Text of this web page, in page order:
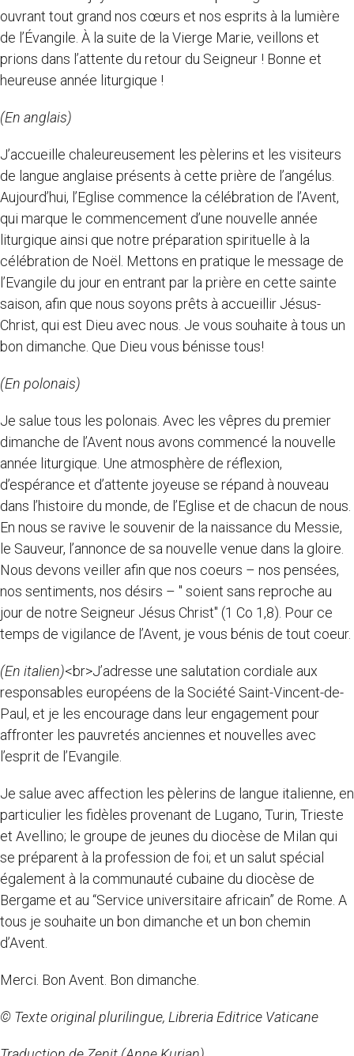
ouvrant tout grand nos cœurs et nos esprits à la lumière
de l’Évangile. À la suite de la Vierge Marie, veillons et
prions dans l’attente du retour du Seigneur ! Bonne et
heureuse année liturgique !
(En anglais)
J’accueille chaleureusement les pèlerins et les visiteurs
de langue anglaise présents à cette prière de l’angélus.
Aujourd’hui, l’Eglise commence la célébration de l’Avent,
qui marque le commencement d’une nouvelle année
liturgique ainsi que notre préparation spirituelle à la
célébration de Noël. Mettons en pratique le message de
l’Evangile du jour en entrant par la prière en cette sainte
saison, afin que nous soyons prêts à accueillir Jésus-
Christ, qui est Dieu avec nous. Je vous souhaite à tous un
bon dimanche. Que Dieu vous bénisse tous!
(En polonais)
Je salue tous les polonais. Avec les vêpres du premier
dimanche de l’Avent nous avons commencé la nouvelle
année liturgique. Une atmosphère de réflexion,
d’espérance et d’attente joyeuse se répand à nouveau
dans l’histoire du monde, de l’Eglise et de chacun de nous.
En nous se ravive le souvenir de la naissance du Messie,
le Sauveur, l’annonce de sa nouvelle venue dans la gloire.
Nous devons veiller afin que nos coeurs – nos pensées,
nos sentiments, nos désirs – " soient sans reproche au
jour de notre Seigneur Jésus Christ" (1 Co 1,8). Pour ce
temps de vigilance de l’Avent, je vous bénis de tout coeur.
(En italien)<br>J’adresse une salutation cordiale aux
responsables européens de la Société Saint-Vincent-de-
Paul, et je les encourage dans leur engagement pour
affronter les pauvretés anciennes et nouvelles avec
l’esprit de l’Evangile.
Je salue avec affection les pèlerins de langue italienne, en
particulier les fidèles provenant de Lugano, Turin, Trieste
et Avellino; le groupe de jeunes du diocèse de Milan qui
se préparent à la profession de foi; et un salut spécial
également à la communauté cubaine du diocèse de
Bergame et au “Service universitaire africain” de Rome. A
tous je souhaite un bon dimanche et un bon chemin
d’Avent.
Merci. Bon Avent. Bon dimanche.
© Texte original plurilingue, Libreria Editrice Vaticane